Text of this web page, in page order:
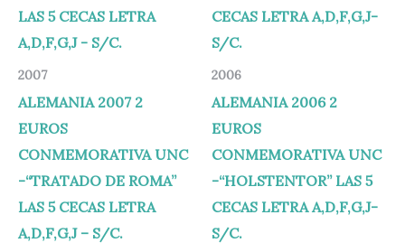
2007
ALEMANIA 2007 2
EUROS
CONMEMORATIVA UNC
-“TRATADO DE ROMA”
LAS 5 CECAS LETRA
A,D,F,G,J – S/C.
2006
ALEMANIA 2006 2
EUROS
CONMEMORATIVA UNC
-“HOLSTENTOR” LAS 5
CECAS LETRA A,D,F,G,J-
S/C.